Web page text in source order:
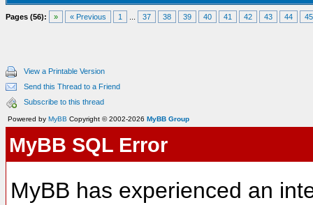
Pages (56): » « Previous 1 37 38 39 40 41 42 43 44 45
View a Printable Version
Send this Thread to a Friend
Subscribe to this thread
Powered by MyBB Copyright © 2002-2026 MyBB Group
MyBB SQL Error
MyBB has experienced an